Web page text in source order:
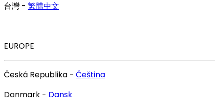
台灣 - 繁體中文
EUROPE
Česká Republika - Čeština
Danmark - Dansk